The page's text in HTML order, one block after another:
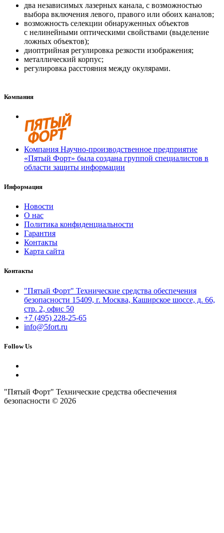
два независимых лазерных канала, с возможностью
выбора включения левого, правого или обоих каналов;
возможность селекции обнаруженных объектов
с нелинейными оптическими свойствами (выделение
ложных объектов);
диоптрийная регулировка резкости изображения;
металлический корпус;
регулировка расстояния между окулярами.
Компания
Компания Научно-производственное предприятие
«Пятый Форт» была создана группой специалистов в
области защиты информации
Информация
Новости
О нас
Политика конфиденциальности
Гарантия
Контакты
Карта сайта
Контакты
"Пятый Форт" Технические средства обеспечения
безопасности 15409, г. Москва, Каширское шоссе, д. 66,
стр. 2, офис 50
+7 (495) 228-25-65
info@5fort.ru
Follow Us
"Пятый Форт" Технические средства обеспечения
безопасности © 2026